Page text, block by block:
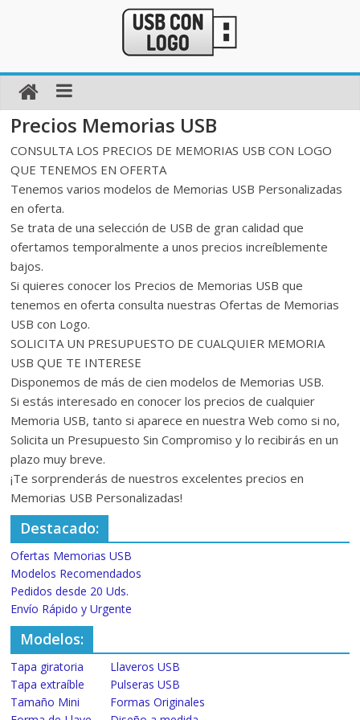
Precios Memorias USB
CONSULTA LOS PRECIOS DE MEMORIAS USB CON LOGO
QUE TENEMOS EN OFERTA
Tenemos varios modelos de Memorias USB Personalizadas
en oferta.
Se trata de una selección de USB de gran calidad que
ofertamos temporalmente a unos precios increíblemente
bajos.
Si quieres conocer los Precios de Memorias USB que
tenemos en oferta consulta nuestras Ofertas de Memorias
USB con Logo.
SOLICITA UN PRESUPUESTO DE CUALQUIER MEMORIA
USB QUE TE INTERESE
Disponemos de más de cien modelos de Memorias USB.
Si estás interesado en conocer los precios de cualquier
Memoria USB, tanto si aparece en nuestra Web como si no,
Solicita un Presupuesto Sin Compromiso y lo recibirás en un
plazo muy breve.
¡Te sorprenderás de nuestros excelentes precios en
Memorias USB Personalizadas!
Destacado:
Ofertas Memorias USB
Modelos Recomendados
Pedidos desde 20 Uds.
Envío Rápido y Urgente
Modelos:
Tapa giratoria
Tapa extraíble
Tamaño Mini
Llaveros USB
Pulseras USB
Formas Originales